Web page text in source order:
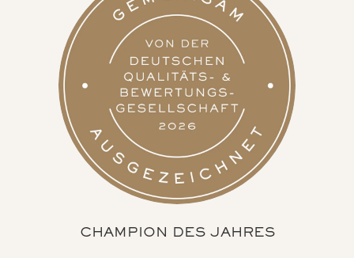
CHAMPION DES JAHRES